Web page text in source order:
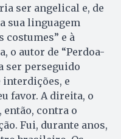
ser angelical e, de
sua linguagem
costumes” e à
o autor de “Perdoa-
ser perseguido
interdições, e
favor. A direita, o
então, contra o
Fui, durante anos,